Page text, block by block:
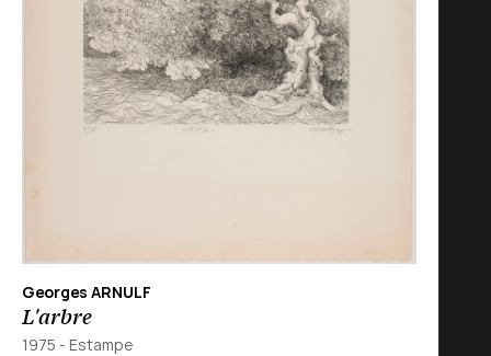
Georges ARNULF
L'arbre
1975 - Estampe